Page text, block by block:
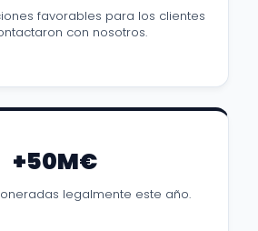
favorables para los clientes
con nosotros.
+50M€
legalmente este año.